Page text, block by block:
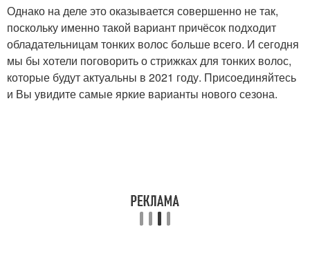
Однако на деле это оказывается совершенно не так,
поскольку именно такой вариант причёсок подходит
обладательницам тонких волос больше всего. И сегодня
мы бы хотели поговорить о стрижках для тонких волос,
которые будут актуальны в 2021 году. Присоединяйтесь
и Вы увидите самые яркие варианты нового сезона.